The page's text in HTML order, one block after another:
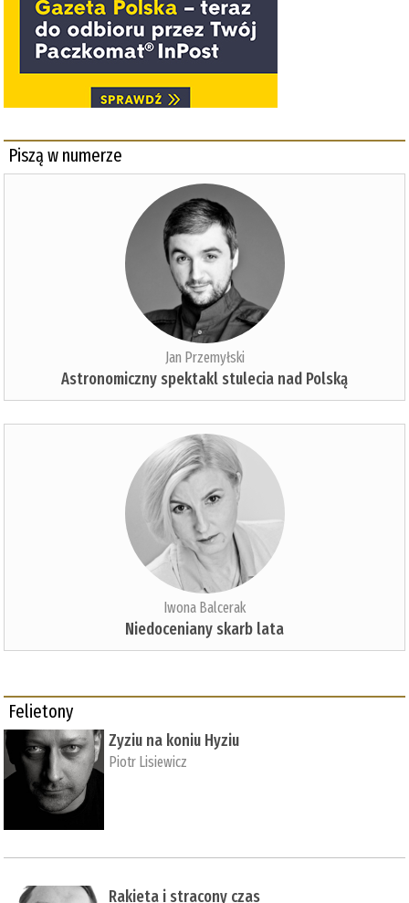
Piszą w numerze
Jan Przemyłski
Astronomiczny spektakl stulecia nad Polską
Iwona Balcerak
Niedoceniany skarb lata
Felietony
Zyziu na koniu Hyziu
Piotr Lisiewicz
Rakieta i stracony czas